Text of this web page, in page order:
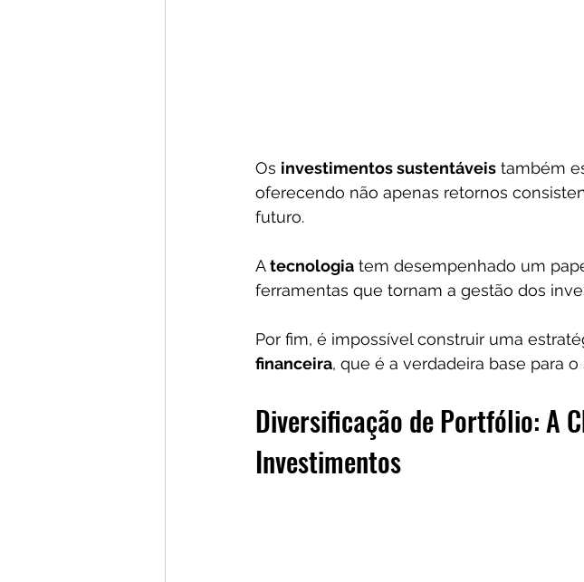
Os investimentos sustentáveis também
oferecendo não apenas retornos
futuro.
A tecnologia tem desempenhado um
ferramentas que tornam a gestão dos
Por fim, é impossível construir uma
financeira, que é a verdadeira base para
Diversificação de Portfólio: A
Investimentos